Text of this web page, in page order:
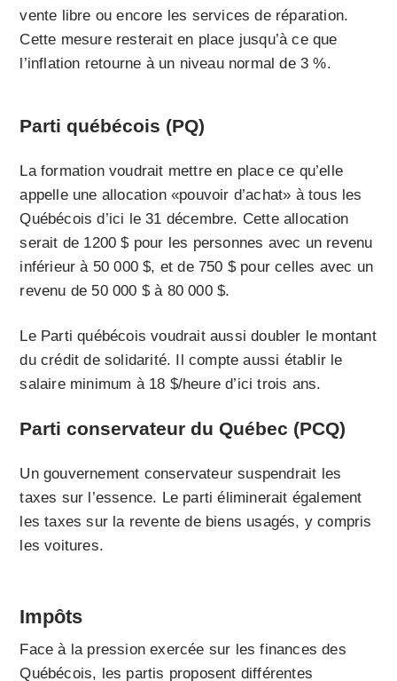
vente libre ou encore les services de réparation.
Cette mesure resterait en place jusqu’à ce que
l’inflation retourne à un niveau normal de 3 %.
Parti québécois (PQ)
La formation voudrait mettre en place ce qu’elle
appelle une allocation «pouvoir d’achat» à tous les
Québécois d’ici le 31 décembre. Cette allocation
serait de 1200 $ pour les personnes avec un revenu
inférieur à 50 000 $, et de 750 $ pour celles avec un
revenu de 50 000 $ à 80 000 $.
Le Parti québécois voudrait aussi doubler le montant
du crédit de solidarité. Il compte aussi établir le
salaire minimum à 18 $/heure d’ici trois ans.
Parti conservateur du Québec (PCQ)
Un gouvernement conservateur suspendrait les
taxes sur l’essence. Le parti éliminerait également
les taxes sur la revente de biens usagés, y compris
les voitures.
Impôts
Face à la pression exercée sur les finances des
Québécois, les partis proposent différentes